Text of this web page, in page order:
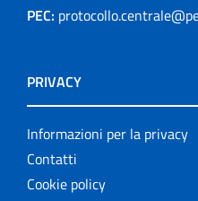
PEC:
PRIVACY
Informazioni per la privacy
Contatti
Cookie policy